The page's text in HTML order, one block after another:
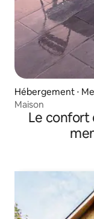
Hébergement ⋅
Maison
Le confort